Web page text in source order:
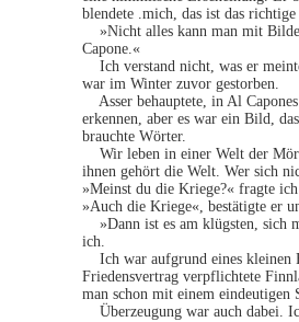
blendete .mich, das ist das richtige
»Nicht alles kann man mit
Capone.«
Ich verstand nicht, was er
war im Winter zuvor gestorben.
Asser behauptete, in Al
erkennen, aber es war ein Bild,
brauchte Wörter.
Wir leben in einer Welt der
ihnen gehört die Welt. Wer sich
»Meinst du die Kriege?« fragte
»Auch die Kriege«, bestätigte er
»Dann ist es am klügsten, sich
ich.
Ich war aufgrund eines kleinen
Friedensvertrag verpflichtete
man schon mit einem eindeutigen
Überzeugung war auch dabei.